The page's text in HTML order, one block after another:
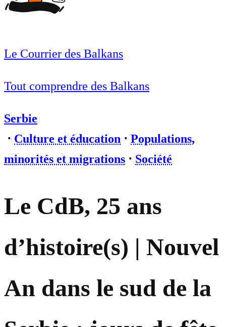
Le Courrier des Balkans
Tout comprendre des Balkans
Serbie
⋅ Culture et éducation ⋅ Populations,
minorités et migrations ⋅ Société
Le CdB, 25 ans
d’histoire(s) | Nouvel
An dans le sud de la